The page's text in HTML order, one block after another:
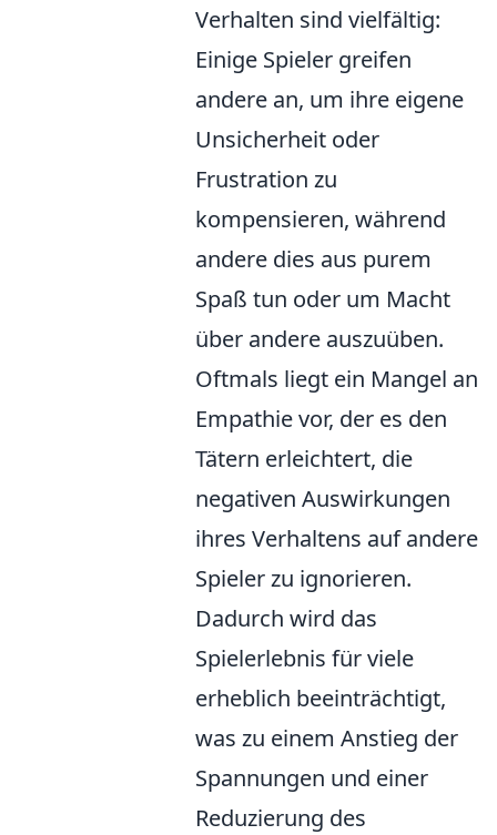
Verhalten sind vielfältig:
Einige Spieler greifen
andere an, um ihre eigene
Unsicherheit oder
Frustration zu
kompensieren, während
andere dies aus purem
Spaß tun oder um Macht
über andere auszuüben.
Oftmals liegt ein Mangel an
Empathie vor, der es den
Tätern erleichtert, die
negativen Auswirkungen
ihres Verhaltens auf andere
Spieler zu ignorieren.
Dadurch wird das
Spielerlebnis für viele
erheblich beeinträchtigt,
was zu einem Anstieg der
Spannungen und einer
Reduzierung des